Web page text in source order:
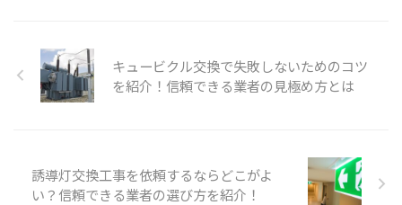
キュービクル交換で失敗しないためのコツ
を紹介！信頼できる業者の見極め方とは
誘導灯交換工事を依頼するならどこがよ
い？信頼できる業者の選び方を紹介！